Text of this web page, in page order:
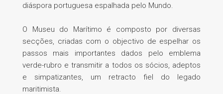
diáspora portuguesa espalhada pelo Mundo.
O Museu do Marítimo é composto por diversas
secções, criadas com o objectivo de espelhar os
passos mais importantes dados pelo emblema
verde-rubro e transmitir a todos os sócios, adeptos
e simpatizantes, um retracto fiel do legado
maritimista.